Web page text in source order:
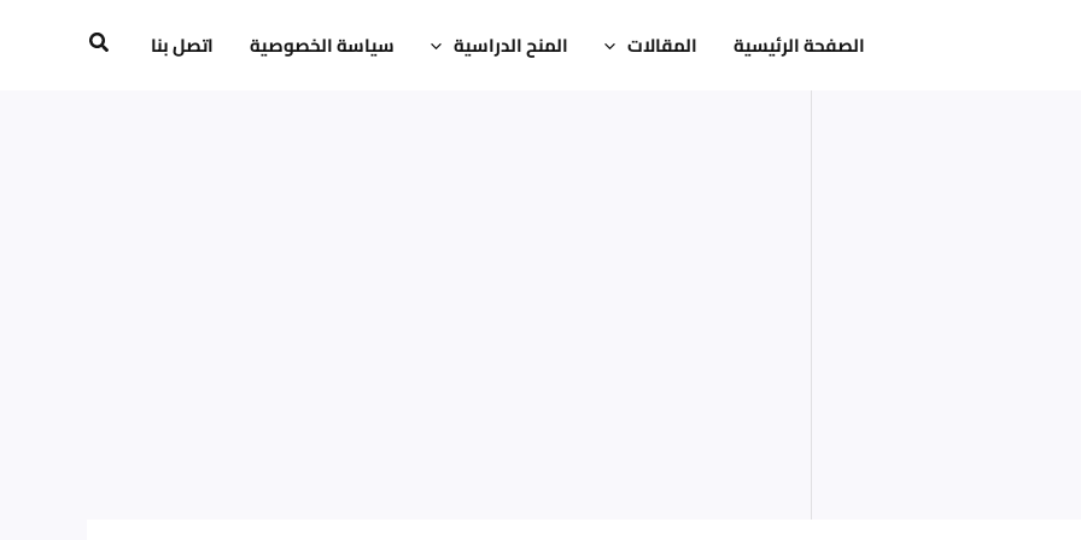
الصفحة الرئيسية المقالات المنح الدراسية سياسة الخصوصية اتصل بنا البحث